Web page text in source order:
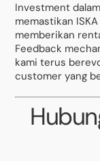
Investment
memastikan
memberikan
Feedback
kami terus
customer yang